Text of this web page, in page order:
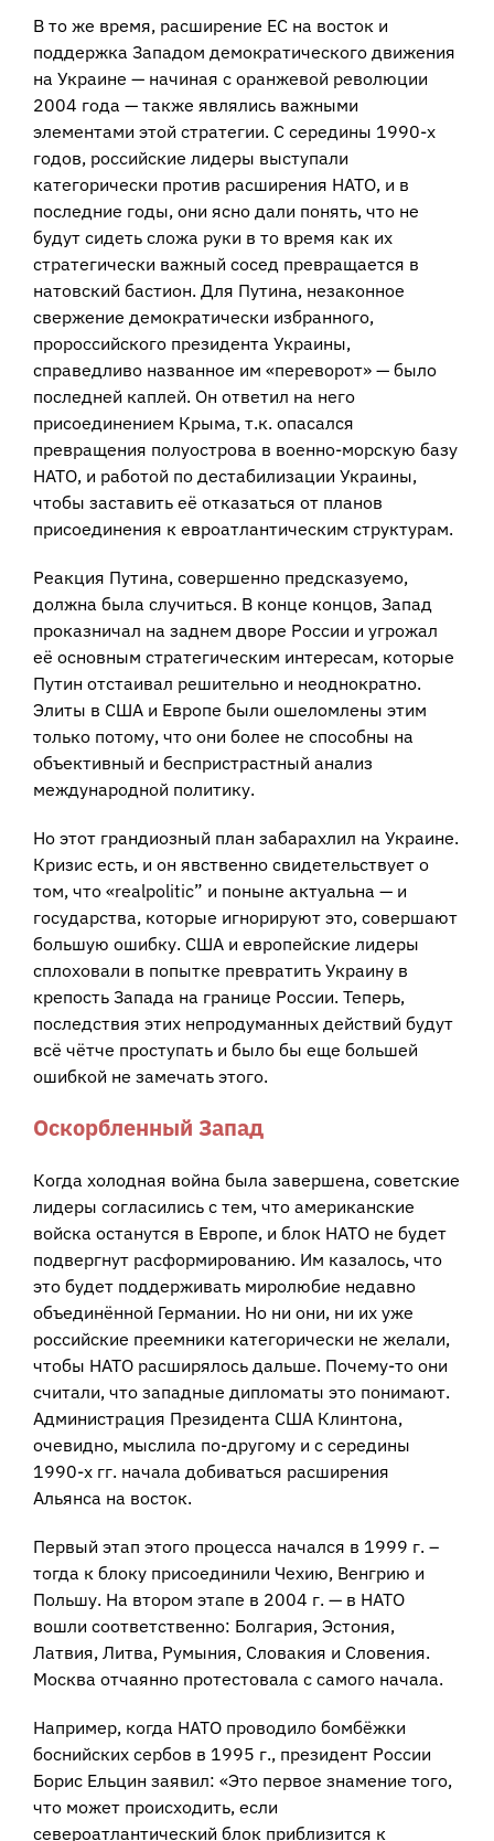
В то же время, расширение ЕС на восток и
поддержка Западом демократического движения
на Украине — начиная с оранжевой революции
2004 года — также являлись важными
элементами этой стратегии. С середины 1990-х
годов, российские лидеры выступали
категорически против расширения НАТО, и в
последние годы, они ясно дали понять, что не
будут сидеть сложа руки в то время как их
стратегически важный сосед превращается в
натовский бастион. Для Путина, незаконное
свержение демократически избранного,
пророссийского президента Украины,
справедливо названное им «переворот» — было
последней каплей. Он ответил на него
присоединением Крыма, т.к. опасался
превращения полуострова в военно-морскую базу
НАТО, и работой по дестабилизации Украины,
чтобы заставить её отказаться от планов
присоединения к евроатлантическим структурам.
Реакция Путина, совершенно предсказуемо,
должна была случиться. В конце концов, Запад
проказничал на заднем дворе России и угрожал
её основным стратегическим интересам, которые
Путин отстаивал решительно и неоднократно.
Элиты в США и Европе были ошеломлены этим
только потому, что они более не способны на
объективный и беспристрастный анализ
международной политику.
Но этот грандиозный план забарахлил на Украине.
Кризис есть, и он явственно свидетельствует о
том, что «realpolitic” и поныне актуальна — и
государства, которые игнорируют это, совершают
большую ошибку. США и европейские лидеры
сплоховали в попытке превратить Украину в
крепость Запада на границе России. Теперь,
последствия этих непродуманных действий будут
всё чётче проступать и было бы еще большей
ошибкой не замечать этого.
Оскорбленный Запад
Когда холодная война была завершена, советские
лидеры согласились с тем, что американские
войска останутся в Европе, и блок НАТО не будет
подвергнут расформированию. Им казалось, что
это будет поддерживать миролюбие недавно
объединённой Германии. Но ни они, ни их уже
российские преемники категорически не желали,
чтобы НАТО расширялось дальше. Почему-то они
считали, что западные дипломаты это понимают.
Администрация Президента США Клинтона,
очевидно, мыслила по-другому и с середины
1990-х гг. начала добиваться расширения
Альянса на восток.
Первый этап этого процесса начался в 1999 г. –
тогда к блоку присоединили Чехию, Венгрию и
Польшу. На втором этапе в 2004 г. — в НАТО
вошли соответственно: Болгария, Эстония,
Латвия, Литва, Румыния, Словакия и Словения.
Москва отчаянно протестовала с самого начала.
Например, когда НАТО проводило бомбёжки
боснийских сербов в 1995 г., президент России
Борис Ельцин заявил: «Это первое знамение того,
что может происходить, если
североатлантический блок приблизится к